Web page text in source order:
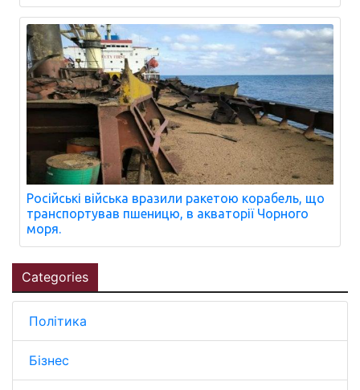
Російські війська вразили ракетою корабель, що
транспортував пшеницю, в акваторії Чорного
моря.
Categories
Політика
Бізнес